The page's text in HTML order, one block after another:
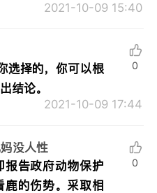
2021-10-09 15:40
选择的，你可以根
结论。
2021-10-09 17:44
0
没人性
报告政府动物保护
鹿的伤势。采取相
0